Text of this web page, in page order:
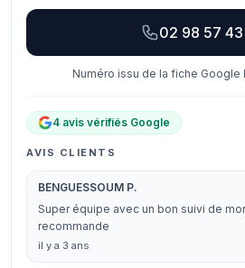
02 98 57
Numéro issu de la fiche Google
4 avis vérifiés Google
AVIS CLIENTS
BENGUESSOUM P.
Super équipe avec un bon suivi de
recommande
il y a 3 ans